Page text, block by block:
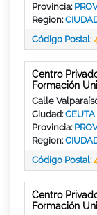
Provincia:
Region:
Código Postal:
Centro
Formación
Calle
Ciudad:CEUTA
Provincia:
Region:
Código Postal:
Centro
Formación